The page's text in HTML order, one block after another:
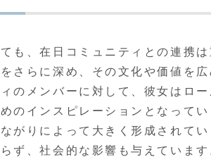
も、在日コミュニティとの連携
さらに深め、その文化や価値を
のメンバーに対して、彼女はロ
のインスピレーションとなって
がりによって大きく形成されて
ず、社会的な影響も与えていま